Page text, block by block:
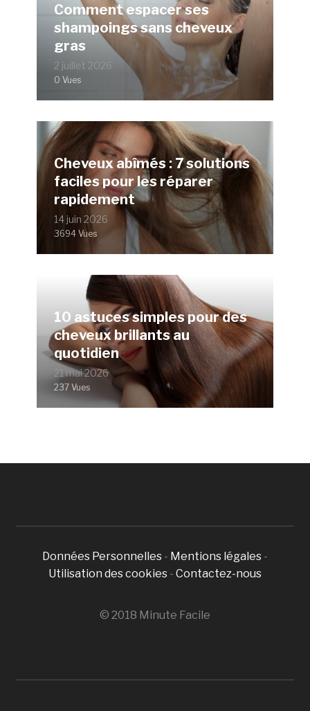
Comment espacer ses
shampoings sans cheveux
gras
2 juillet 2026
0 Vues
Cheveux abîmés : 7 solutions
faciles pour les réparer
rapidement
14 juin 2026
3694 Vues
10 astuces simples pour des
cheveux brillants au
quotidien
21 mai 2026
237 Vues
Données Personnelles - Mentions légales -
Utilisation des cookies - Contactez-nous
© 2018 Minute Facile